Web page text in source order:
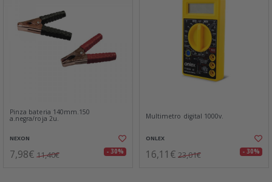
Pinza bateria 140mm.150
a.negra/roja 2u.
NEXON
7,98€ 11,40€ - 30%
Multimetro digital 1000v.
ONLEX
16,11€ 23,01€ - 30%